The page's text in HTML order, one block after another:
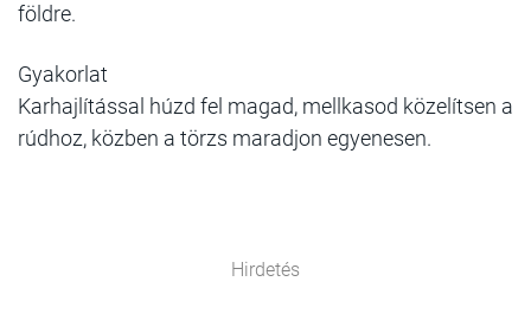
földre.
Gyakorlat
Karhajlítással húzd fel magad, mellkasod közelítsen a
rúdhoz, közben a törzs maradjon egyenesen.
Hirdetés